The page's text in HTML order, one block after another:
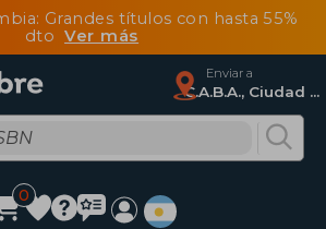
Grandes títulos con hasta 55%
dtoVer más
Enviar a
C.A.B.A., Ciudad Autónoma De Buenos Aires
0